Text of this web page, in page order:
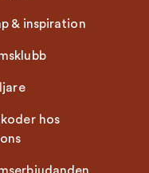
& inspiration
hos